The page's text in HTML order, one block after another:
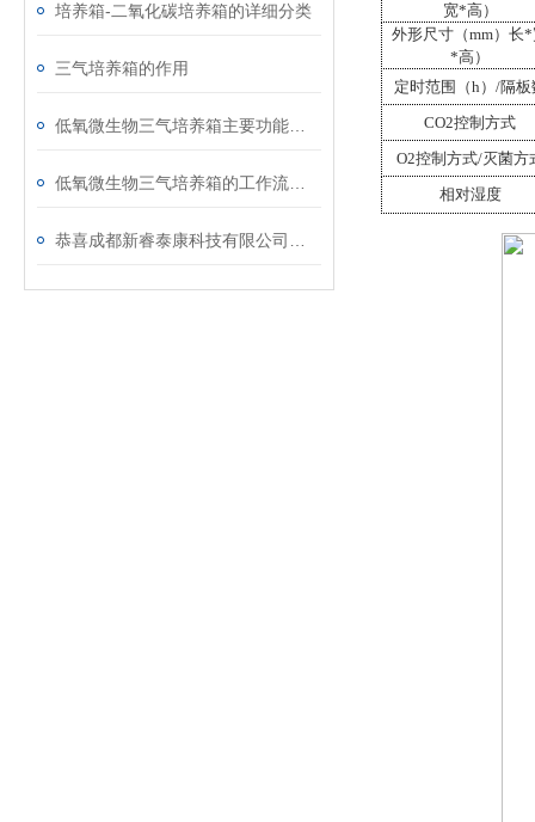
培养箱-二氧化碳培养箱的详细分类
三气培养箱的作用
宽*高）
外形尺寸（mm）长
*高）
定时范围（h）/隔板
CO2控制方式
O2控制方式/灭菌方
相对湿度